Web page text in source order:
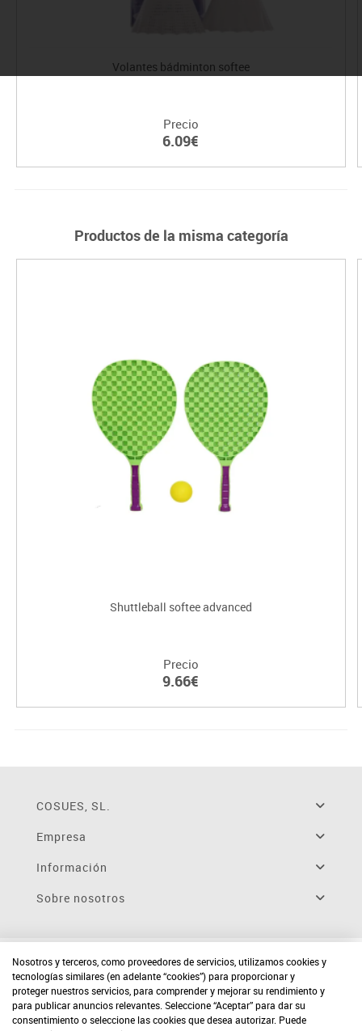
Volantes bádminton softee
Precio
6.09€
Productos de la misma categoría
Shuttleball softee advanced
Precio
9.66€
COSUES, SL.
Empresa
Información
Sobre nosotros
Nosotros y terceros, como proveedores de servicios, utilizamos cookies y
tecnologías similares (en adelante “cookies”) para proporcionar y
proteger nuestros servicios, para comprender y mejorar su rendimiento y
para publicar anuncios relevantes. Seleccione “Aceptar” para dar su
consentimiento o seleccione las cookies que desea autorizar. Puede